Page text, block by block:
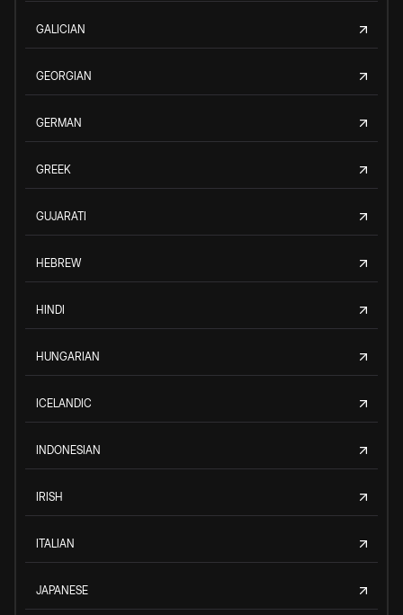
GALICIAN
GEORGIAN
GERMAN
GREEK
GUJARATI
HEBREW
HINDI
HUNGARIAN
ICELANDIC
INDONESIAN
IRISH
ITALIAN
JAPANESE